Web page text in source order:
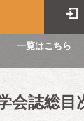
一覧はこちら
会誌総目